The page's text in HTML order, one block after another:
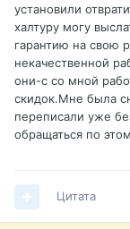
установили
халтуру могу
гарантию на свою
некачественной
они-с со мной
скидок.Мне была
переписали уже
обращаться по
Цитата